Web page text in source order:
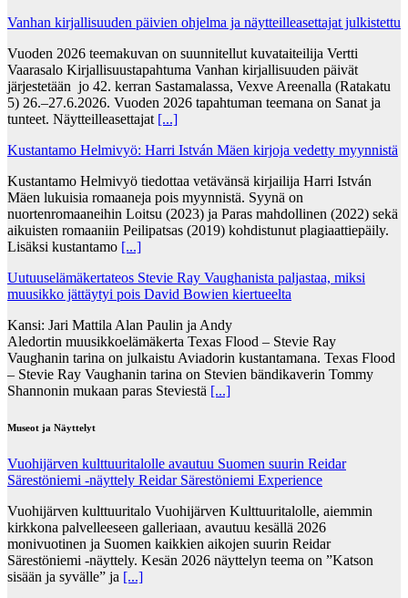
Vanhan kirjallisuuden päivien ohjelma ja näytteilleasettajat julkistettu
Vuoden 2026 teemakuvan on suunnitellut kuvataiteilija Vertti
Vaarasalo Kirjallisuustapahtuma Vanhan kirjallisuuden päivät
järjestetään jo 42. kerran Sastamalassa, Vexve Areenalla (Ratakatu
5) 26.–27.6.2026. Vuoden 2026 tapahtuman teemana on Sanat ja
tunteet. Näytteilleasettajat [...]
Kustantamo Helmivyö: Harri István Mäen kirjoja vedetty myynnistä
Kustantamo Helmivyö tiedottaa vetävänsä kirjailija Harri István
Mäen lukuisia romaaneja pois myynnistä. Syynä on
nuortenromaaneihin Loitsu (2023) ja Paras mahdollinen (2022) sekä
aikuisten romaaniin Peilipatsas (2019) kohdistunut plagiaattiepäily.
Lisäksi kustantamo [...]
Uutuuselämäkertateos Stevie Ray Vaughanista paljastaa, miksi
muusikko jättäytyi pois David Bowien kiertueelta
Kansi: Jari Mattila Alan Paulin ja Andy
Aledortin muusikkoelämäkerta Texas Flood – Stevie Ray
Vaughanin tarina on julkaistu Aviadorin kustantamana. Texas Flood
– Stevie Ray Vaughanin tarina on Stevien bändikaverin Tommy
Shannonin mukaan paras Steviestä [...]
Museot ja Näyttelyt
Vuohijärven kulttuuritalolle avautuu Suomen suurin Reidar
Särestöniemi -näyttely Reidar Särestöniemi Experience
Vuohijärven kulttuuritalo Vuohijärven Kulttuuritalolle, aiemmin
kirkkona palvelleeseen galleriaan, avautuu kesällä 2026
monivuotinen ja Suomen kaikkien aikojen suurin Reidar
Särestöniemi -näyttely. Kesän 2026 näyttelyn teema on ”Katson
sisään ja syvälle” ja [...]